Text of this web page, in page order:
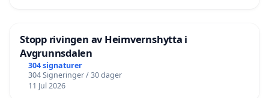
Stopp rivingen av Heimvernshytta i
Avgrunnsdalen
304 signaturer
304 Signeringer / 30 dager
11 Jul 2026